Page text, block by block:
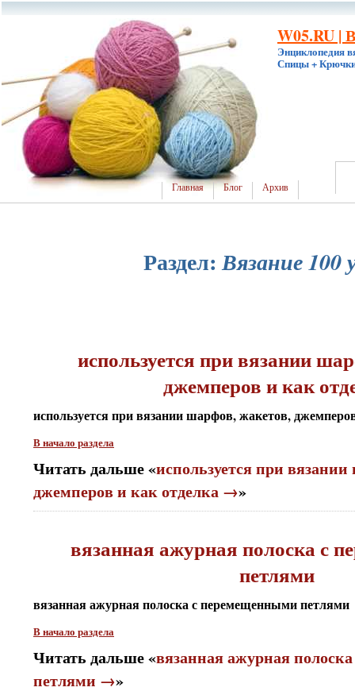
W05.RU |
Энциклопедия
Спицы +
Главная Блог Архив
Раздел:Вязание 100
используется при вязании
джемперов и как
используется при вязании шарфов, жакетов,
В начало раздела
Читать дальше «используется при
джемперов и как отделка →»
вязанная ажурная полоска с
петлями
вязанная ажурная полоска с перемещенными петлями
В начало раздела
Читать дальше «вязанная ажурная
петлями →»